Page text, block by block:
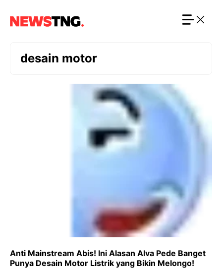
desain motor
Anti Mainstream Abis! Ini Alasan Alva Pede Banget
Punya Desain Motor Listrik yang Bikin Melongo!